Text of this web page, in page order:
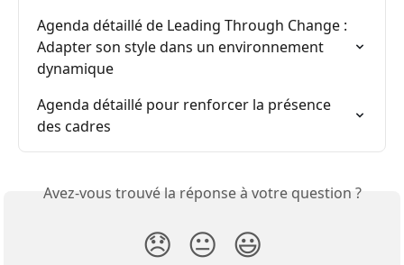
Agenda détaillé de Leading Through Change :
Adapter son style dans un environnement
dynamique
Agenda détaillé pour renforcer la présence
des cadres
Avez-vous trouvé la réponse à votre question ?
😞 😐 😃